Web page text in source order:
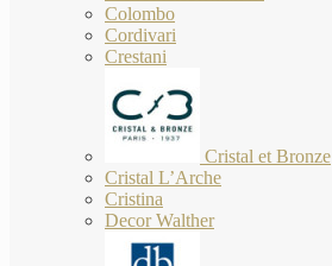
Colombo
Cordivari
Crestani
Cristal et Bronze
Cristal L’Arche
Cristina
Decor Walther